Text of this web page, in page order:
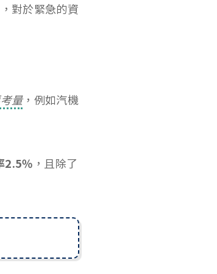
對於緊急的資
量，例如汽機
2.5% ，且除了